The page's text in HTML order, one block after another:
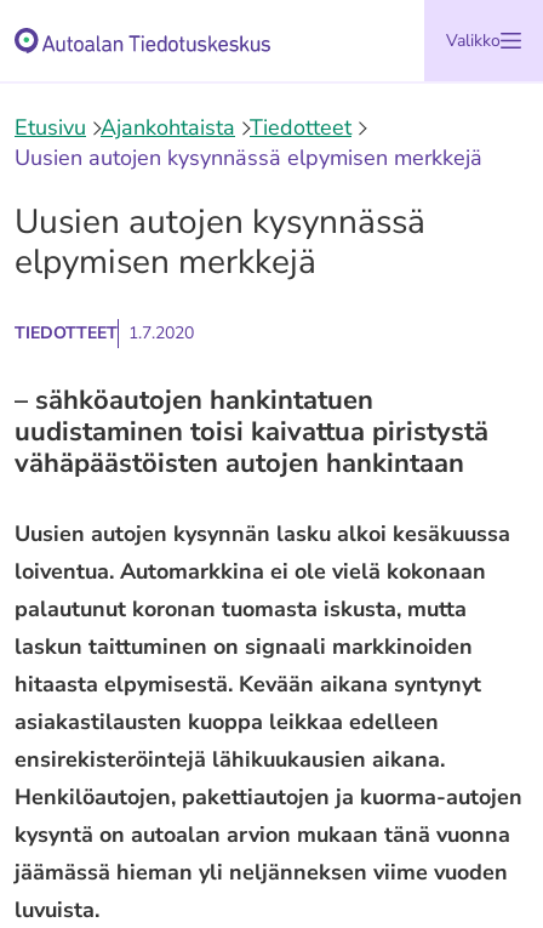
sisältöön
Etusivu Valikko
Etusivu Ajankohtaista Tiedotteet
Uusien autojen kysynnässä elpymisen merkkejä
Uusien autojen kysynnässä
elpymisen merkkejä
TIEDOTTEET 1.7.2020
– sähköautojen hankintatuen
uudistaminen toisi kaivattua piristystä
vähäpäästöisten autojen hankintaan
Uusien autojen kysynnän lasku alkoi kesäkuussa
loiventua. Automarkkina ei ole vielä kokonaan
palautunut koronan tuomasta iskusta, mutta
laskun taittuminen on signaali markkinoiden
hitaasta elpymisestä. Kevään aikana syntynyt
asiakastilausten kuoppa leikkaa edelleen
ensirekisteröintejä lähikuukausien aikana.
Henkilöautojen, pakettiautojen ja kuorma-autojen
kysyntä on autoalan arvion mukaan tänä vuonna
jäämässä hieman yli neljänneksen viime vuoden
luvuista.